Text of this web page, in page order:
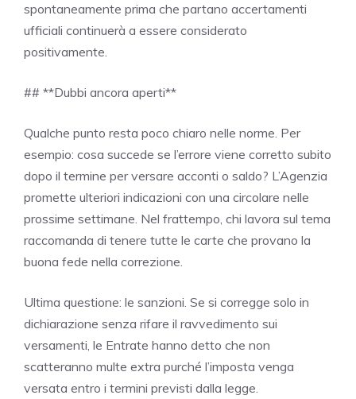
spontaneamente prima che partano accertamenti
ufficiali continuerà a essere considerato
positivamente.
## **Dubbi ancora aperti**
Qualche punto resta poco chiaro nelle norme. Per
esempio: cosa succede se l’errore viene corretto subito
dopo il termine per versare acconti o saldo? L’Agenzia
promette ulteriori indicazioni con una circolare nelle
prossime settimane. Nel frattempo, chi lavora sul tema
raccomanda di tenere tutte le carte che provano la
buona fede nella correzione.
Ultima questione: le sanzioni. Se si corregge solo in
dichiarazione senza rifare il ravvedimento sui
versamenti, le Entrate hanno detto che non
scatteranno multe extra purché l’imposta venga
versata entro i termini previsti dalla legge.